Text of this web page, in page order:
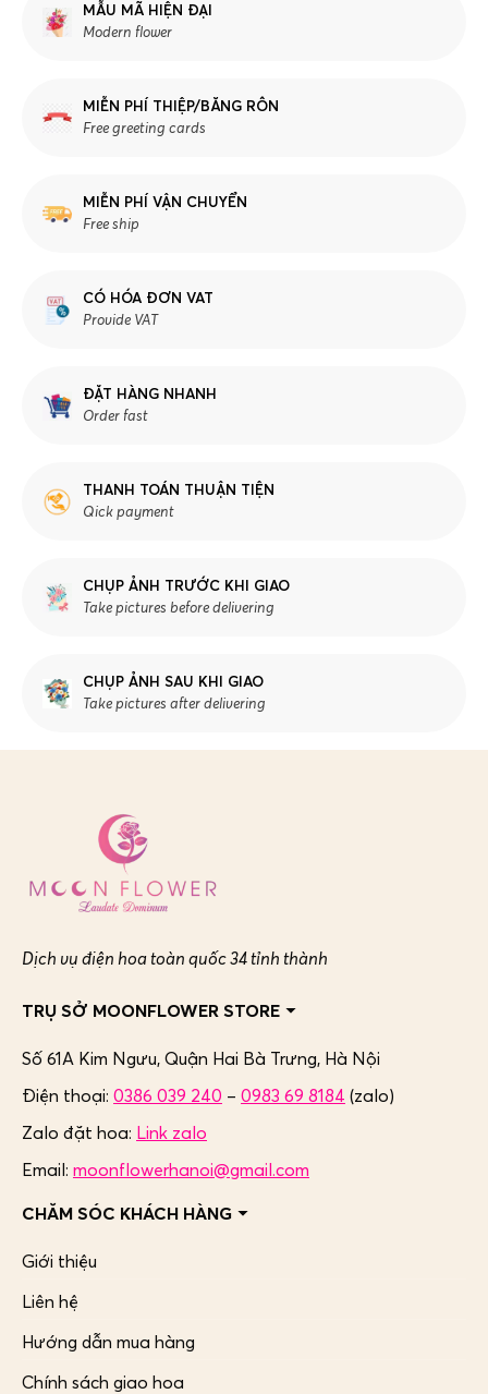
MẪU MÃ HIỆN ĐẠI
Modern flower
MIỄN PHÍ THIỆP/BĂNG RÔN
Free greeting cards
MIỄN PHÍ VẬN CHUYỂN
Free ship
CÓ HÓA ĐƠN VAT
Provide VAT
ĐẶT HÀNG NHANH
Order fast
THANH TOÁN THUẬN TIỆN
Qick payment
CHỤP ẢNH TRƯỚC KHI GIAO
Take pictures before delivering
CHỤP ẢNH SAU KHI GIAO
Take pictures after delivering
Dịch vụ điện hoa toàn quốc 34 tỉnh thành
TRỤ SỞ MOONFLOWER STORE
Số 61A Kim Ngưu, Quận Hai Bà Trưng, Hà Nội
Điện thoại: 0386 039 240 – 0983 69 8184 (zalo)
Zalo đặt hoa: Link zalo
Email: moonflowerhanoi@gmail.com
CHĂM SÓC KHÁCH HÀNG
Giới thiệu
Liên hệ
Hướng dẫn mua hàng
Chính sách giao hoa